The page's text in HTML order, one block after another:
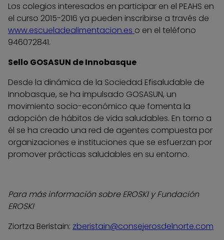
Los colegios interesados en participar en el PEAHS en
el curso 2015-2016 ya pueden inscribirse a través de
www.escueladealimentacion.es o en el teléfono
946072841.
Sello GOSASUN de Innobasque
Desde la dinámica de la Sociedad Efisaludable de
Innobasque, se ha impulsado GOSASUN, un
movimiento socio-económico que fomenta la
adopción de hábitos de vida saludables. En torno a
él se ha creado una red de agentes compuesta por
organizaciones e instituciones que se esfuerzan por
promover prácticas saludables en su entorno.
Para más información sobre EROSKI y Fundación
EROSKI
Ziortza Beristain: zberistain@consejerosdelnorte.com